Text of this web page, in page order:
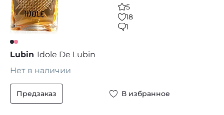
5
18
1
Lubin Idole De Lubin
Нет в наличии
Предзаказ В избранное